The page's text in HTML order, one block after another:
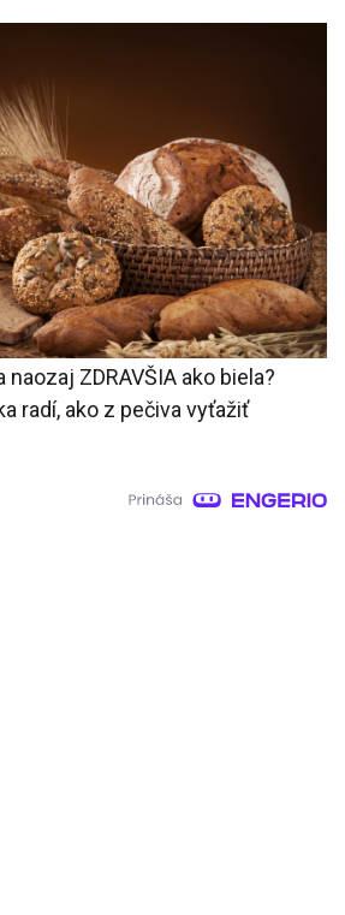
ZDRAVŠIA ako biela?
radí, ako z pečiva vyťažiť